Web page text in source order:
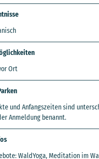
Ort
und Anfangszeiten sind
Anmeldung benannt.
WaldYoga, Meditation im